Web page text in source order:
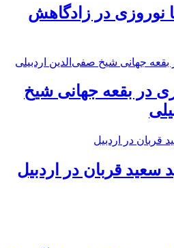
نوروزی در زادگاهش
در بقعه جهانی شیخ
سعید قربان در اردبیل